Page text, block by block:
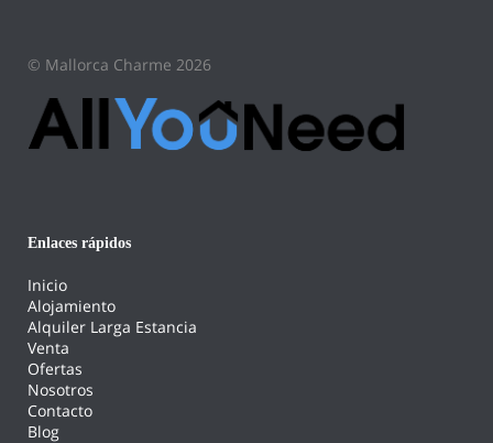
© Mallorca Charme 2026
Enlaces rápidos
Inicio
Alojamiento
Alquiler Larga Estancia
Venta
Ofertas
Nosotros
Contacto
Blog